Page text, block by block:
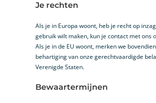
Je rechten
Als je in Europa woont, heb je recht op
gebruik wilt maken, kun je contact met ons
Als je in de EU woont, merken we
behartiging van onze gerechtvaardigde
Verenigde Staten.
Bewaartermijnen